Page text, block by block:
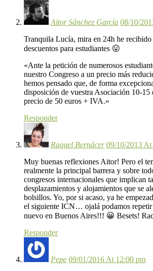
Aitor Sánchez García 08/10/
Tranquila Lucía, mira en 24h he recibido
descuentos para estudiantes 😛
«Ante la petición de numerosos
nuestro Congreso a un precio más
hemos pensado que, de forma
disposición de vuestra Asociación 10-15
precio de 50 euros + IVA.»
Responder
Raquel Bernácer 09/10/2013 At
Muy buenas reflexiones Aitor! Pero el
realmente la principal barrera y sobre
congresos internacionales que implican
desplazamientos y alojamientos que se
bolsillos. Yo, por si acaso, ya he
el siguiente ICN… ojalá podamos repetir
nuevo en Buenos Aires!!! 😀 Besets!
Responder
Pepe 09/01/2016 At 12:00 pm